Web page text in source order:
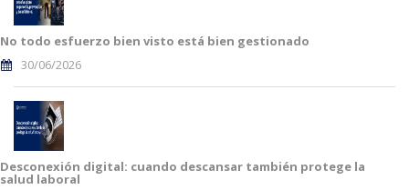
No todo esfuerzo bien visto está bien gestionado
30/06/2026
Desconexión digital: cuando descansar también protege la
salud laboral